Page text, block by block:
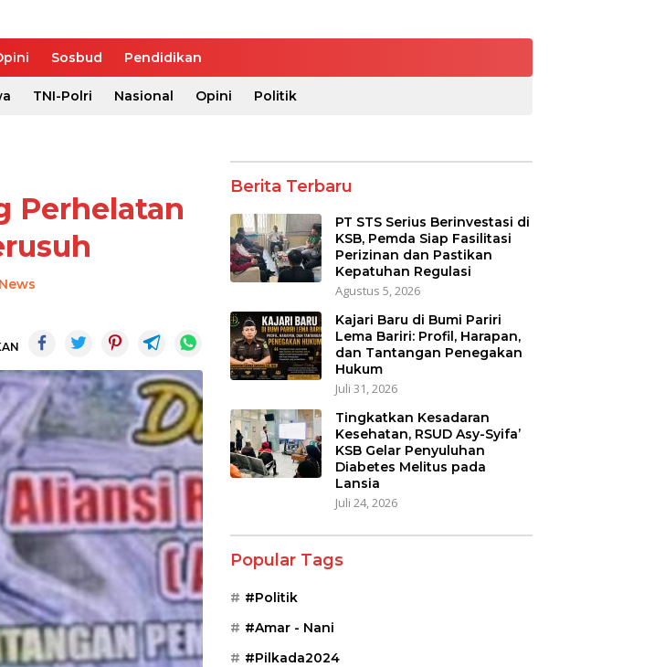
Sosbud Pendidikan
TNI-Polri Nasional Opini Politik
Perhelatan
News
Berita Terbaru
PT STS Serius Berinvestasi di
KSB, Pemda Siap Fasilitasi
Perizinan dan Pastikan
Kepatuhan Regulasi
Agustus 5, 2026
Kajari Baru di Bumi Pariri
Lema Bariri: Profil, Harapan,
dan Tantangan Penegakan
Hukum
Juli 31, 2026
Tingkatkan Kesadaran
Kesehatan, RSUD Asy-Syifa’
KSB Gelar Penyuluhan
Diabetes Melitus pada
Lansia
Juli 24, 2026
Popular Tags
#Politik
#Amar - Nani
#Pilkada2024